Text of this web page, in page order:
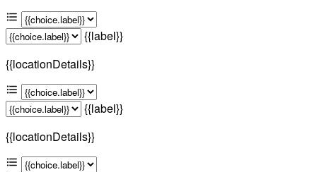
{{label}}
{{locationDetails}}
{{label}}
{{locationDetails}}